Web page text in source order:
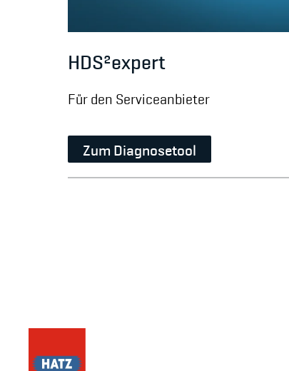
HDS²expert
Für den Serviceanbieter
Zum Diagnosetool